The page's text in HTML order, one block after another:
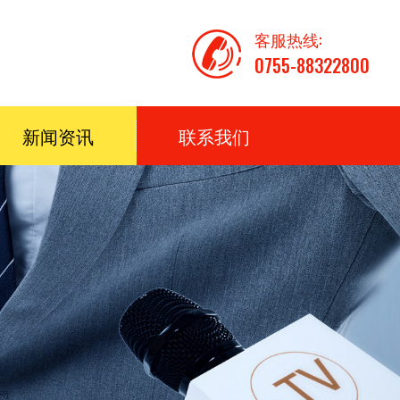
客服热线:
0755-88322800
新闻资讯 联系我们